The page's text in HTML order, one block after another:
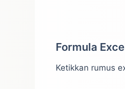
Formula
Ketikkan rumus